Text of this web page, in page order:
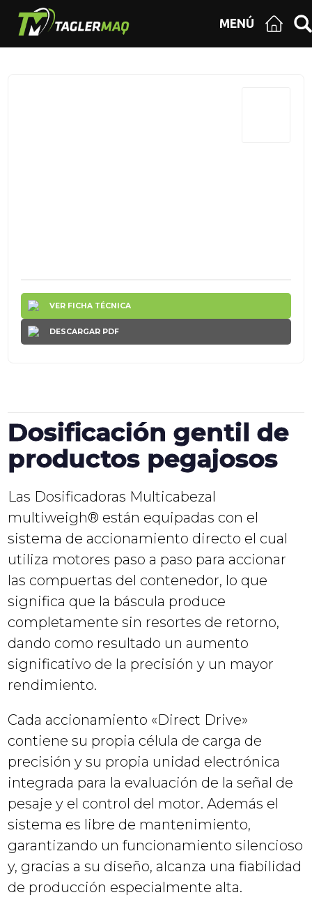
MENÚ
VER FICHA TÉCNICA
DESCARGAR PDF
Dosificación gentil de
productos pegajosos
Las Dosificadoras Multicabezal
multiweigh® están equipadas con el
sistema de accionamiento directo el cual
utiliza motores paso a paso para accionar
las compuertas del contenedor, lo que
significa que la báscula produce
completamente sin resortes de retorno,
dando como resultado un aumento
significativo de la precisión y un mayor
rendimiento.
Cada accionamiento «Direct Drive»
contiene su propia célula de carga de
precisión y su propia unidad electrónica
integrada para la evaluación de la señal de
pesaje y el control del motor. Además el
sistema es libre de mantenimiento,
garantizando un funcionamiento silencioso
y, gracias a su diseño, alcanza una fiabilidad
de producción especialmente alta.